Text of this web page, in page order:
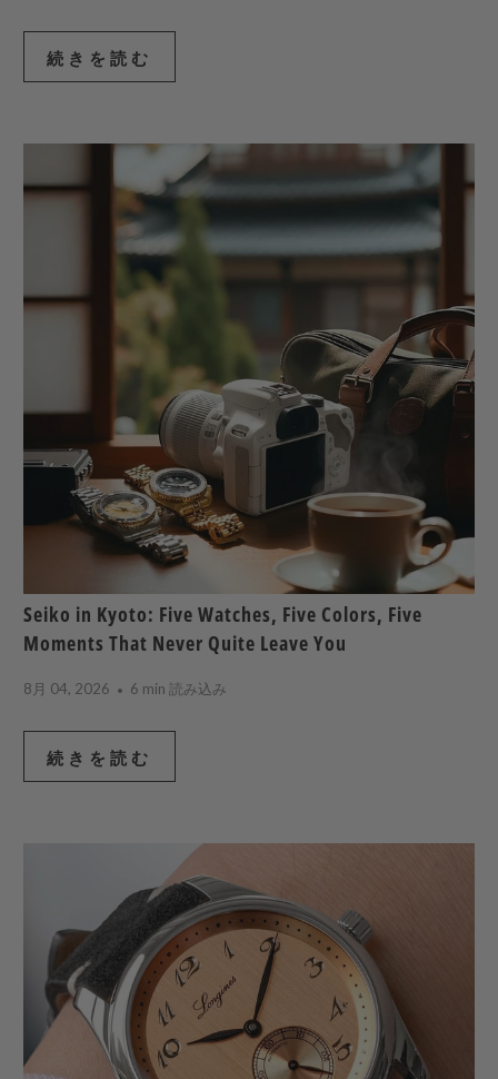
続きを読む
Seiko in Kyoto: Five Watches, Five Colors, Five
Moments That Never Quite Leave You
8月 04, 2026 6 min 読み込み
続きを読む